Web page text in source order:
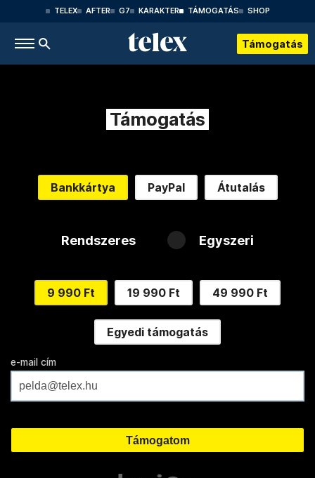
TELEX AFTER G7 KARAKTER TÁMOGATÁS SHOP
Támogatás
Támogatás
Bankkártya PayPal Átutalás
Rendszeres Egyszeri
9 990 Ft 19 990 Ft 49 990 Ft
Egyedi támogatás
e-mail cím